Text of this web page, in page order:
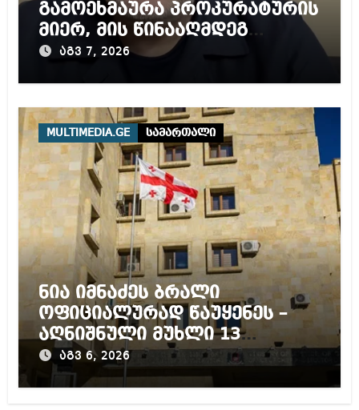
გამოეხმაურა პროკურატურის
მიერ, მის წინააღმდეგ
დაწყებულ გამოძიებას
აგვ 7, 2026
MULTIMEDIA.GE სამართალი
ნია იმნაძეს ბრალი
ოფიციალურად წაუყენეს –
აღნიშნული მუხლი 13
წლამდე პატიმრობას
ითვალისწინებს
აგვ 6, 2026